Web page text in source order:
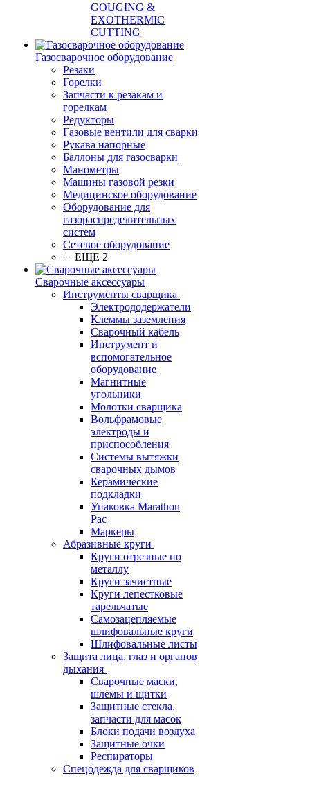
GOUGING &
EXOTHERMIC
CUTTING
Газосварочное оборудование
Резаки
Горелки
Запчасти к резакам и
горелкам
Редукторы
Газовые вентили для сварки
Рукава напорные
Баллоны для газосварки
Манометры
Машины газовой резки
Медицинское оборудование
Оборудование для
газораспределительных
систем
Сетевое оборудование
+ ЕЩЕ 2
Сварочные аксессуары
Инструменты сварщика
Электрододержатели
Клеммы заземления
Сварочный кабель
Инструмент и
вспомогательное
оборудование
Магнитные
угольники
Молотки сварщика
Вольфрамовые
электроды и
приспособления
Системы вытяжки
сварочных дымов
Керамические
подкладки
Упаковка Marathon
Pac
Маркеры
Абразивные круги
Круги отрезные по
металлу
Круги зачистные
Круги лепестковые
тарельчатые
Самозацепляемые
шлифовальные круги
Шлифовальные листы
Защита лица, глаз и органов
дыхания
Сварочные маски,
шлемы и щитки
Защитные стекла,
запчасти для масок
Блоки подачи воздуха
Защитные очки
Респираторы
Спецодежда для сварщиков